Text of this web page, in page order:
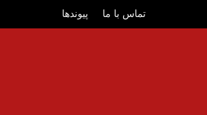
تماس با ما پیوندها